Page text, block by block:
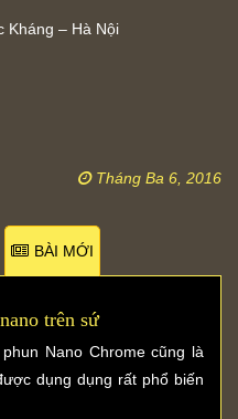
Kháng – Hà Nội
Tháng Ba 6, 2016
BÀI MỚI
trên sứ
Nano Chrome cũng là
dụng dụng rất phổ biến